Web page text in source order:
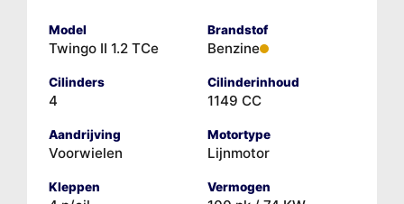
Model
Twingo II 1.2 TCe
Brandstof
Benzine
Cilinders
4
Cilinderinhoud
1149 CC
Aandrijving
Voorwielen
Motortype
Lijnmotor
Kleppen Vermogen